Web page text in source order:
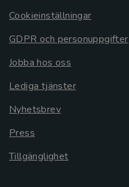
Cookieinställningar
GDPR och personuppgifter
Jobba hos oss
Lediga tjänster
Nyhetsbrev
Press
Tillgänglighet